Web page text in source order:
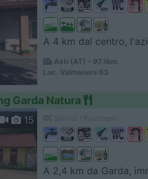
A 4 km dal centro,
Asti (AT) - 97.1km
Loc. Valmanera 63
Garda Natura
15
A 2,4 km da Garda,